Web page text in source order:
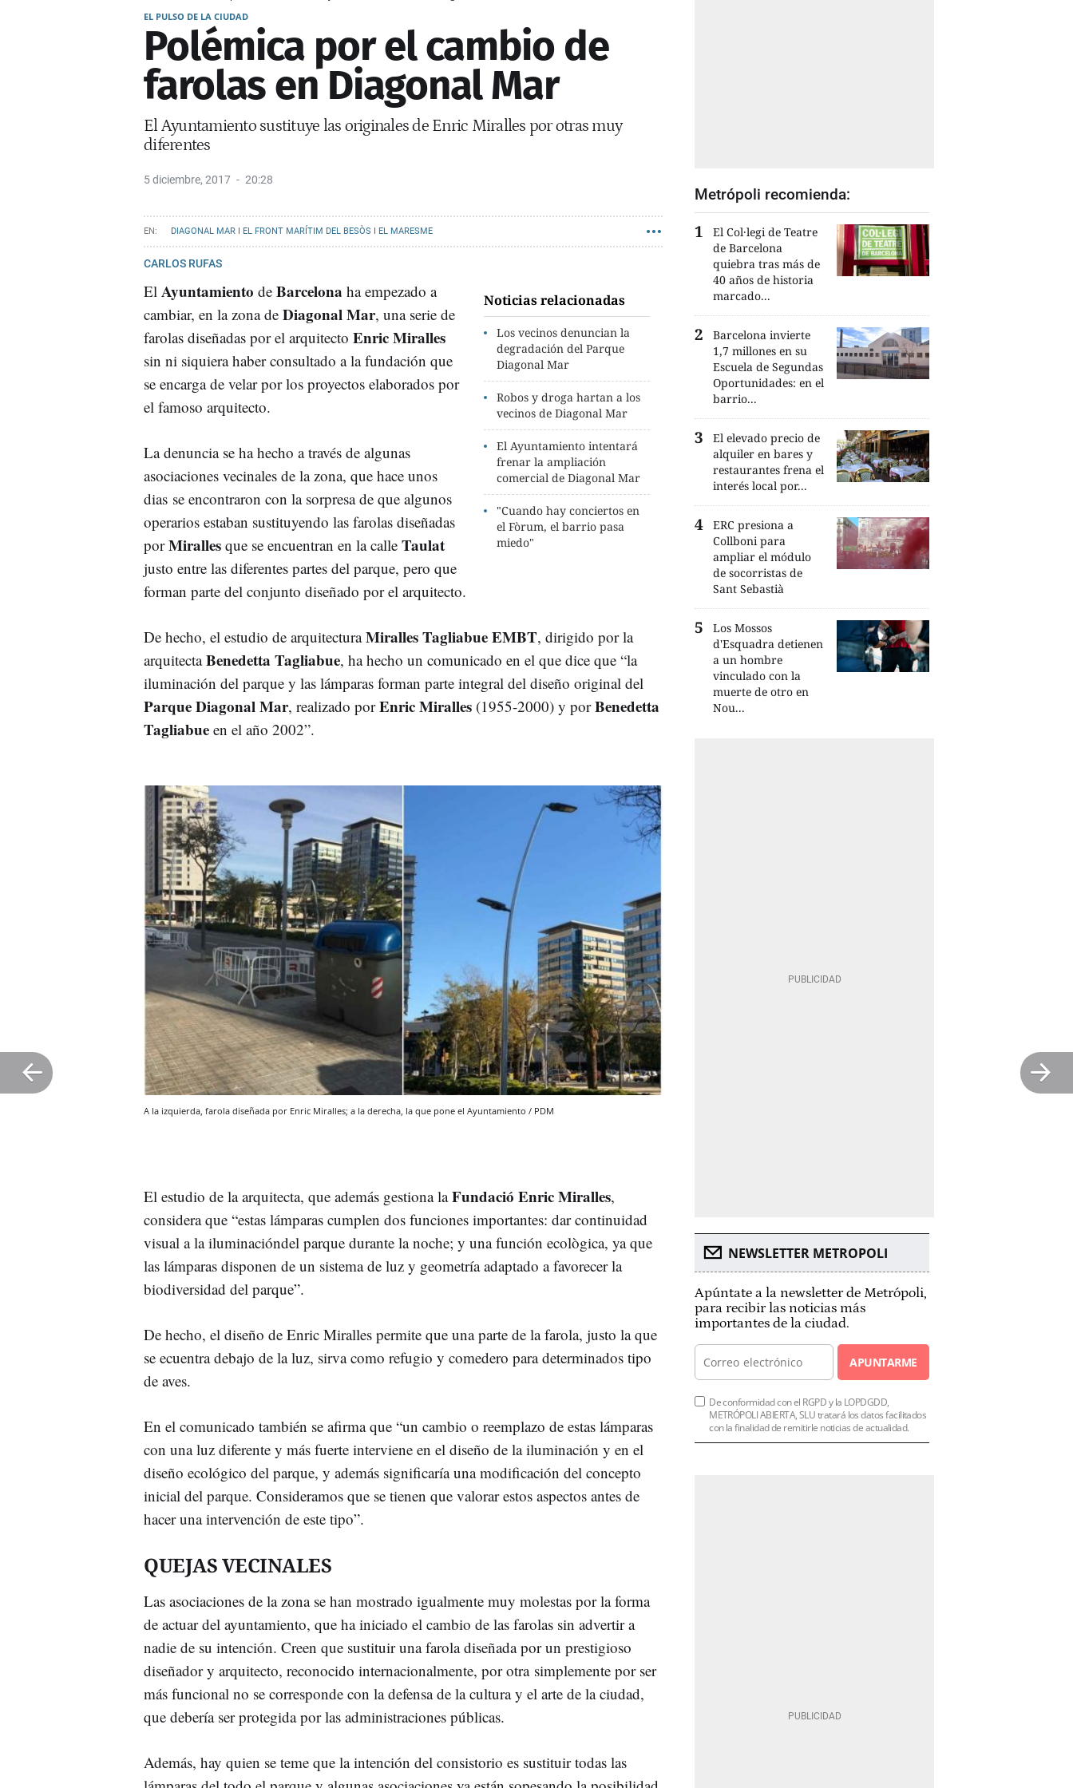
EL PULSO DE LA CIUDAD
Polémica por el cambio de
farolas en Diagonal Mar
El Ayuntamiento sustituye las originales de Enric Miralles por otras muy
diferentes
5 diciembre, 2017 20:28
DIAGONAL MAR I EL FRONT MARÍTIM DEL BESÒS I EL MARESME
CARLOS RUFAS
Noticias relacionadas
Los vecinos denuncian la
degradación del Parque
Diagonal Mar
Robos y droga hartan a los
vecinos de Diagonal Mar
El Ayuntamiento intentará
frenar la ampliación
comercial de Diagonal Mar
"Cuando hay conciertos en
el Fòrum, el barrio pasa
miedo"
El Ayuntamiento de Barcelona ha empezado a
cambiar, en la zona de DiagonalMar, una serie de
farolas diseñadas por el arquitecto Enric Miralles
sin ni siquiera haber consultado a la fundación que
se encarga de velar por los proyectos elaborados por
el famoso arquitecto.
La denuncia se ha hecho a través de algunas
asociaciones vecinales de la zona, que hace unos
dias se encontraron con la sorpresa de que algunos
operarios estaban sustituyendo las farolas diseñadas
porMiralles que se encuentran en la calle Taulat
justo entre las diferentes partes del parque, pero que
forman parte del conjunto diseñado por el arquitecto.
De hecho, el estudio de arquitecturaMiralles Tagliabue EMBT, dirigido por la
arquitectaBenedetta Tagliabue, ha hecho un comunicado en el que dice que “la
iluminación del parque y las lámparas forman parte integral del diseño original del
Parque Diagonal Mar, realizado porEnric Miralles (1955-2000) y porBenedetta
Tagliabue en el año 2002”.
A la izquierda, farola diseñada por Enric Miralles; a la derecha, la que pone el Ayuntamiento / PDM
El estudio de la arquitecta, que además gestiona laFundació Enric Miralles,
considera que “estas lámparas cumplen dos funciones importantes: dar continuidad
visual a la iluminacióndel parque durante la noche; y una función ecològica, ya que
las lámparas disponen de un sistema de luz y geometría adaptado a favorecer la
biodiversidad del parque”.
De hecho, el diseño de Enric Miralles permite que una parte de la farola, justo la que
se ecuentra debajo de la luz, sirva como refugio y comedero para determinados tipo
de aves.
En el comunicado también se afirma que “un cambio o reemplazo de estas lámparas
con una luz diferente y más fuerte interviene en el diseño de la iluminación y en el
diseño ecológico del parque, y además significaría una modificación del concepto
inicial del parque. Consideramos que se tienen que valorar estos aspectos antes de
hacer una intervención de este tipo”.
QUEJAS VECINALES
Las asociaciones de la zona se han mostrado igualmente muy molestas por la forma
de actuar del ayuntamiento, que ha iniciado el cambio de las farolas sin advertir a
nadie de su intención. Creen que sustituir una farola diseñada por un prestigioso
diseñador y arquitecto, reconocido internacionalmente, por otra simplemente por ser
más funcional no se corresponde con la defensa de la cultura y el arte de la ciudad,
que debería ser protegida por las administraciones públicas.
Además, hay quien se teme que la intención del consistorio es sustituir todas las
Metrópoli recomienda:
El Col·legi de Teatre
de Barcelona
quiebra tras más de
40 años de historia
marcado...
Barcelona invierte
1,7 millones en su
Escuela de Segundas
Oportunidades: en el
barrio...
El elevado precio de
alquiler en bares y
restaurantes frena el
interés local por...
ERC presiona a
Collboni para
ampliar el módulo
de socorristas de
Sant Sebastià
Los Mossos
d'Esquadra detienen
a un hombre
vinculado con la
muerte de otro en
Nou...
NEWSLETTER METROPOLI
Apúntate a la newsletter de Metrópoli,
para recibir las noticias más
importantes de la ciudad.
APUNTARME
De conformidad con el RGPD y la LOPDGDD,
METRÓPOLI ABIERTA, SLU tratará los datos facilitados
con la finalidad de remitirle noticias de actualidad.